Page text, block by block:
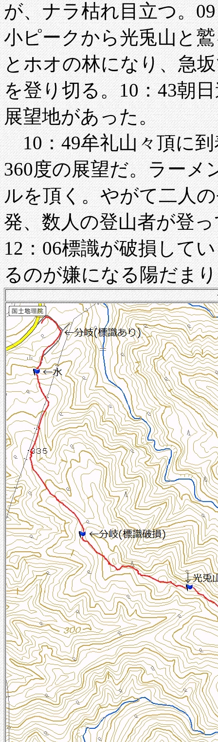
が、ナラ枯れ目立つ。
小ピークから光兎山と
とホオの林になり、急
を登り切る。10：43朝
展望地があった。
10：49牟礼山々頂に到
360度の展望だ。ラーメ
ルを頂く。やがて二人
発、数人の登山者が登
12：06標識が破損して
るのが嫌になる陽だま